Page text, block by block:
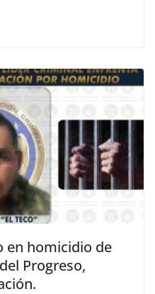
en homicidio de
Progreso,